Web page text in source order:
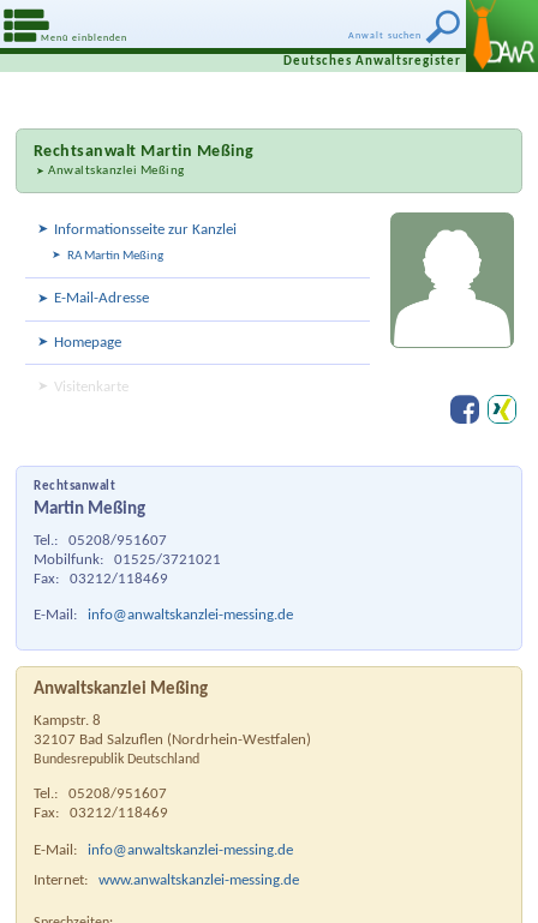
Anwalt suchen
Menü einblenden
Deutsches Anwaltsregister
Rechtsanwalt Martin Meßing
Anwaltskanzlei Meßing
Informationsseite zur Kanzlei
RA Martin Meßing
E-Mail-Adresse
Homepage
Visitenkarte
Rechtsanwalt
Martin Meßing
Tel.:
05208/951607
Mobilfunk:
01525/3721021
Fax:
03212/118469
E-Mail: info@anwaltskanzlei-messing.de
Anwaltskanzlei Meßing
Kampstr. 8
32107 Bad Salzuflen (Nordrhein-Westfalen)
Bundesrepublik Deutschland
Tel.:
05208/951607
Fax:
03212/118469
E-Mail:
info@anwaltskanzlei-messing.de
Internet:
www.anwaltskanzlei-messing.de